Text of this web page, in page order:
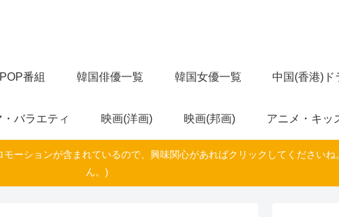
番組 韓国俳優一覧 韓国女優一覧 中国(香港)ド
バラエティ 映画(洋画) 映画(邦画) アニメ・キッ
ーションが含まれているので、興味関心があればクリックしてください
ん。)